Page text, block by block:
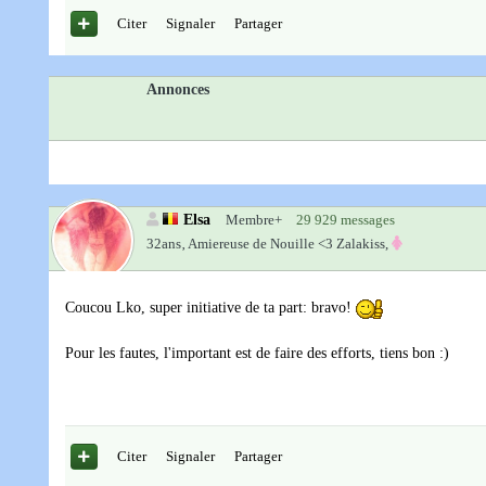
Citer Signaler Partager
Annonces
Elsa Membre+
29 929 messages
32ans‚ Amiereuse de Nouille <3 Zalakiss,
Coucou Lko, super initiative de ta part: bravo!
Pour les fautes, l'important est de faire des efforts, tiens bon :)
Citer Signaler Partager